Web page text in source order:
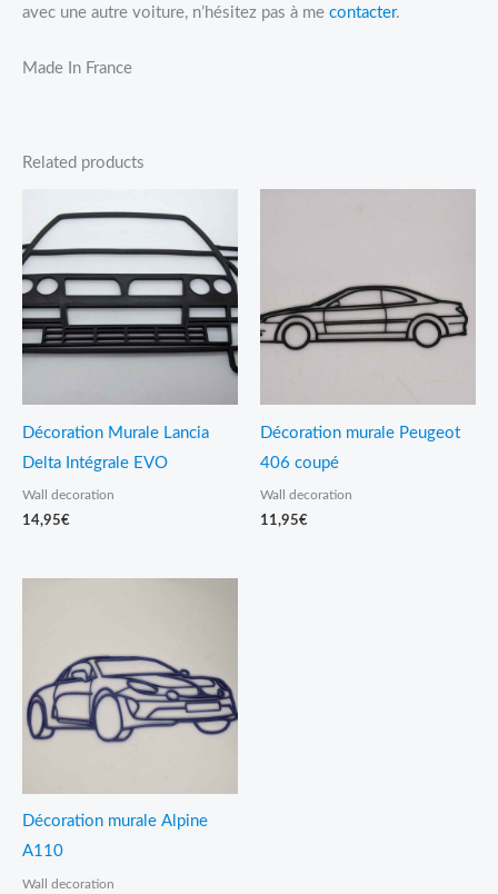
avec une autre voiture, n’hésitez pas à me contacter.
Made In France
Related products
Décoration Murale Lancia
Delta Intégrale EVO
Wall decoration
14,95€
Décoration murale Peugeot
406 coupé
Wall decoration
11,95€
Décoration murale Alpine
A110
Wall decoration